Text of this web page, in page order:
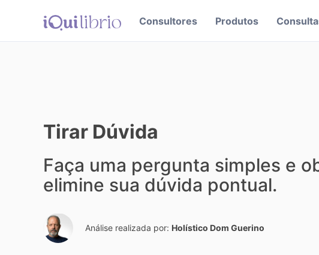
Consultores Produtos
Tirar Dúvida
Faça uma pergunta simples e
elimine sua dúvida pontual.
Análise realizada por: Holístico Dom Guerino